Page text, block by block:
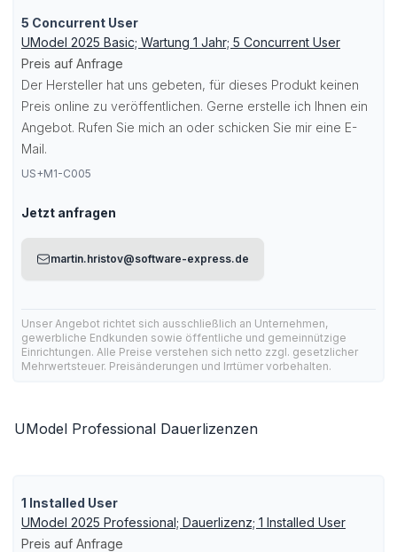
5 Concurrent User
UModel 2025 Basic; Wartung 1 Jahr; 5 Concurrent User
Preis auf Anfrage
Der Hersteller hat uns gebeten, für dieses Produkt keinen
Preis online zu veröffentlichen. Gerne erstelle ich Ihnen ein
Angebot. Rufen Sie mich an oder schicken Sie mir eine E-
Mail.
US+M1-C005
Jetzt anfragen
martin.hristov@software-express.de
Unser Angebot richtet sich ausschließlich an Unternehmen,
gewerbliche Endkunden sowie öffentliche und gemeinnützige
Einrichtungen. Alle Preise verstehen sich netto zzgl. gesetzlicher
Mehrwertsteuer. Preisänderungen und Irrtümer vorbehalten.
UModel Professional Dauerlizenzen
1 Installed User
UModel 2025 Professional; Dauerlizenz; 1 Installed User
Preis auf Anfrage